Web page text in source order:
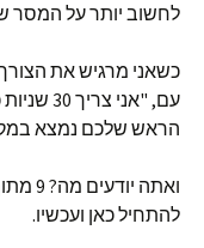
לחשוב יותר על המסר
כשאני מרגיש את
עם,
הראש שלכם נמצא
להתחיל כאן ועכשיו.